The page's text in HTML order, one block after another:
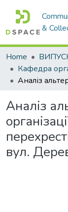
&
Home
Аналіз
вул.